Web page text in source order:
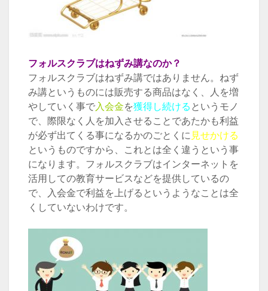
フォルスクラブはねずみ講なのか？
フォルスクラブはねずみ講ではありません。ねず
み講というものには販売する商品はなく、人を増
やしていく事で入会金を獲得し続ける というモノ
で、際限なく人を加入させることであたかも利益
が必ず出てくる事になるかのごとくに見せかける
というものですから、これとは全く違うという事
になります。フォルスクラブはインターネットを
活用しての教育サービスなどを提供しているの
で、入会金で利益を上げるというようなことは全
くしていないわけです。